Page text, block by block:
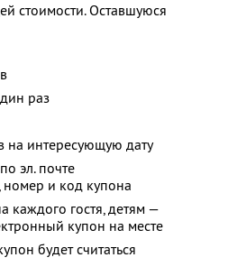
стоимости. Оставшуюся
раз
на интересующую дату
эл. почте
номер и код купона
каждого гостя, детям —
купон на месте
будет считаться